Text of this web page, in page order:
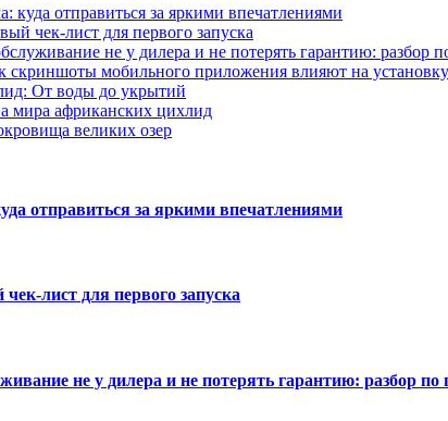
куда отправиться за яркими впечатлениями
чек-лист для первого запуска
не у дилера и не потерять гарантию: разбор
скриншоты мобильного приложения влияют на установку
От воды до укрытий
мира африканских цихлид
великих озер
отправиться за яркими впечатлениями
лист для первого запуска
не у дилера и не потерять гарантию: разбор по